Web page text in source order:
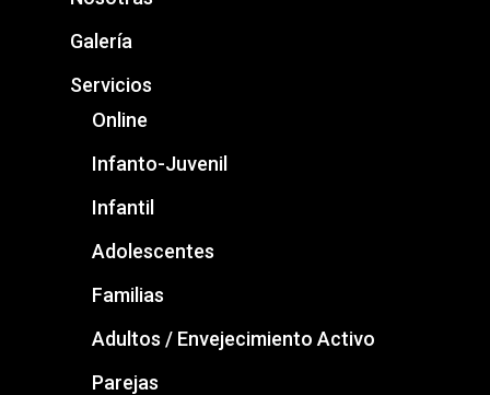
Galería
Servicios
Online
Infanto-Juvenil
Infantil
Adolescentes
Familias
Adultos / Envejecimiento Activo
Parejas